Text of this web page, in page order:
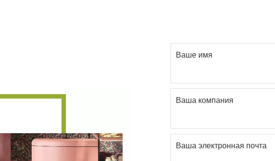
Ваше имя
Ваша компания
Ваша электронная почта